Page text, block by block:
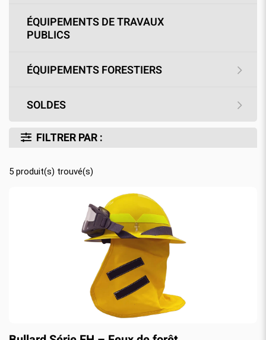
ÉQUIPEMENTS DE TRAVAUX
PUBLICS
ÉQUIPEMENTS FORESTIERS
SOLDES
FILTRER PAR :
5 produit(s) trouvé(s)